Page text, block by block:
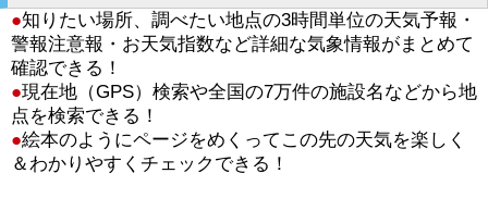
●知りたい場所、調べたい地点の3時間単位の天気予報・
警報注意報・お天気指数など詳細な気象情報がまとめて
確認できる！
●現在地（GPS）検索や全国の7万件の施設名などから地
点を検索できる！
●絵本のようにページをめくってこの先の天気を楽しく
＆わかりやすくチェックできる！